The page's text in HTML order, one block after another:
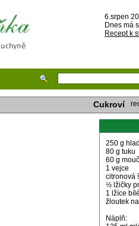
6.srpen
Dnes má
Recept k
Cukroví
250 g
80 g tuku
60 g
1 vejce
citronová
½ lžičky
1 lžíce
žloutek
Náplň: